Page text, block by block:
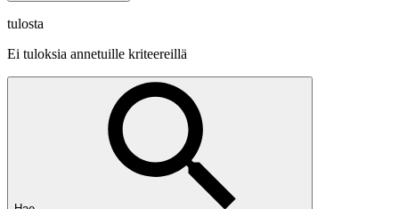
tulosta
Ei tuloksia annetuille kriteereillä